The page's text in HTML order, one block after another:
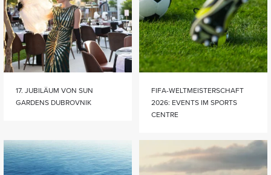
17. JUBILÄUM VON SUN
GARDENS DUBROVNIK
FIFA-WELTMEISTERSCHAFT
2026: EVENTS IM SPORTS
CENTRE